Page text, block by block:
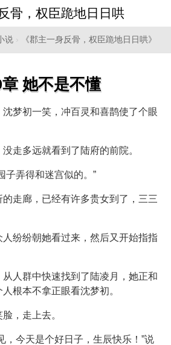
骨，权臣跪地日日哄
说 › 《郡主一身反骨，权臣跪地日日哄》
她不是不懂
梦初一笑，冲百灵和喜鹊使了个眼
走多远就看到了陆府的前院。
子弄得和迷宫似的。”
走廊，已经有许多贵女到了，三三
纷纷朝她看过来，然后又开始指指
人群中快速找到了陆凌月，她正和
根本不拿正眼看沈梦初。
，走上去。
，今天是个好日子，生辰快乐！”说